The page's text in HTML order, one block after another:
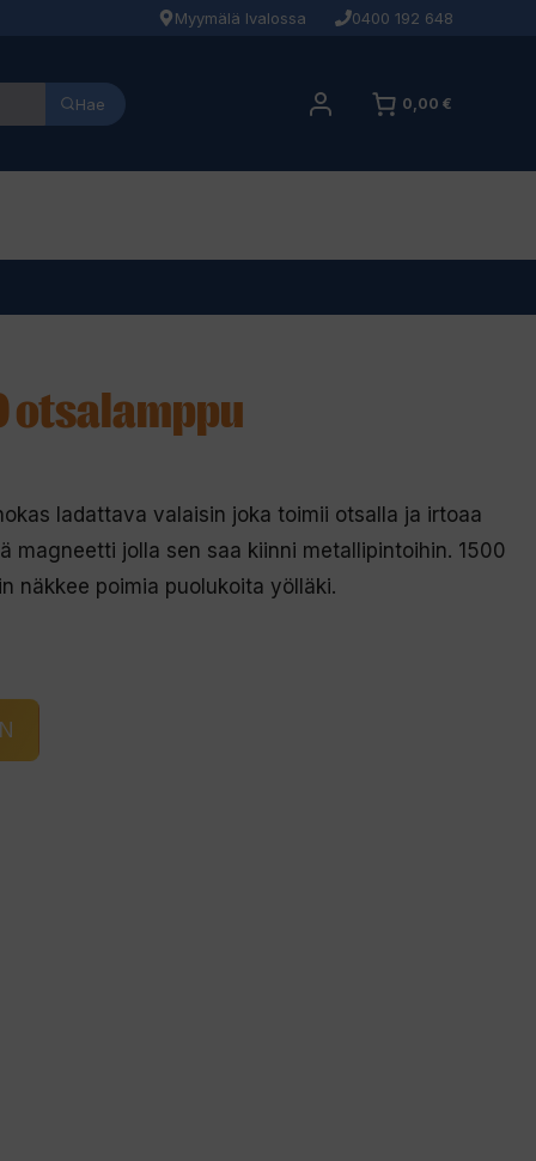
Myymälä Ivalossa 0400 192 648
Hae 0,00 €
otsalamppu
ladattava valaisin joka toimii otsalla ja irtoaa
magneetti jolla sen saa kiinni metallipintoihin. 1500
näkkee poimia puolukoita yölläki.